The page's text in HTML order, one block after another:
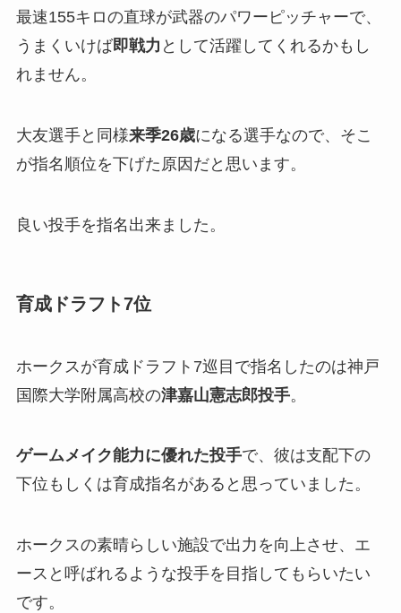
最速155キロの直球が武器のパワーピッチャーで、
うまくいけば即戦力 として活躍してくれるかもし
れません。
大友選手と同様来季26歳になる選手なので、そこ
が指名順位を下げた原因だと思います。
良い投手を指名出来ました。
育成ドラフト7位
ホークスが育成ドラフト7巡目で指名したのは神戸
国際大学附属高校の津嘉山憲志郎投手。
ゲームメイク能力に優れた投手で、彼は支配下の
下位もしくは育成指名があると思っていました。
ホークスの素晴らしい施設で出力を向上させ、エ
ースと呼ばれるような投手を目指してもらいたい
です。